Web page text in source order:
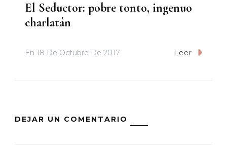
El Seductor: pobre tonto, ingenuo
charlatán
En 18 De Octubre De 2017 Leer
DEJAR UN COMENTARIO